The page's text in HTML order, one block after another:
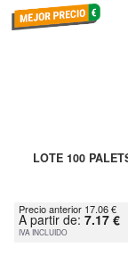
LOTE 100
Precio anterior 17.06 €
A partir de: 7.17 €
IVA INCLUIDO